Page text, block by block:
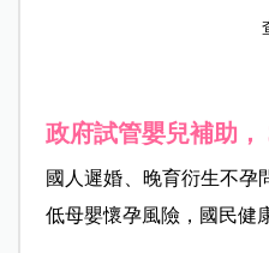
政府試管嬰兒補助
國人遲婚、晚育衍生不孕
低母嬰懷孕風險，國民健